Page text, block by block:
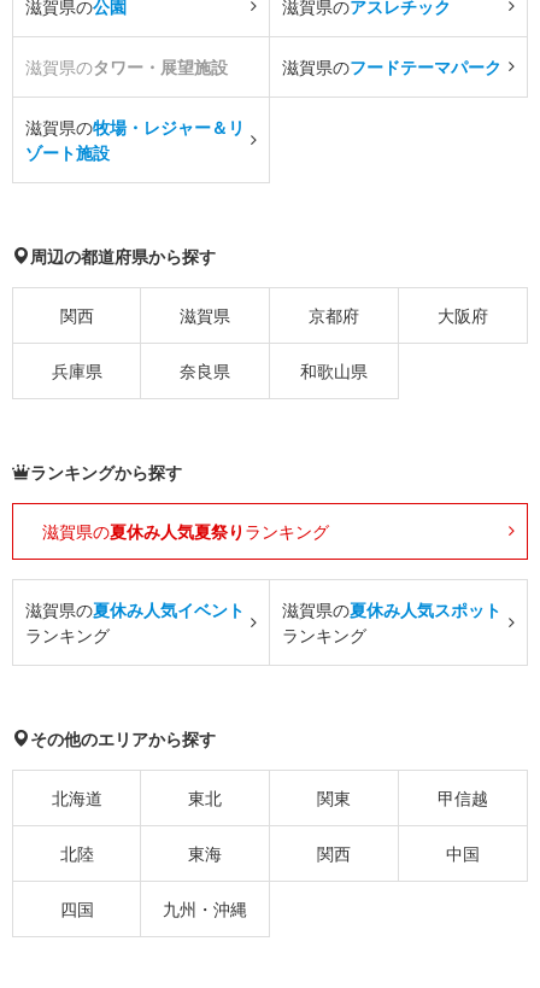
滋賀県の公園 滋賀県のアスレチック
滋賀県のタワー・展望施設 滋賀県のフードテーマパーク
滋賀県の牧場・レジャー＆リ
ゾート施設
周辺の都道府県から探す
関西 滋賀県 京都府 大阪府
兵庫県 奈良県 和歌山県
ランキングから探す
滋賀県の夏休み人気夏祭り ランキング
滋賀県の夏休み人気イベント
ランキング
滋賀県の夏休み人気スポット
ランキング
その他のエリアから探す
北海道 東北 関東 甲信越
北陸 東海 関西 中国
四国 九州・沖縄